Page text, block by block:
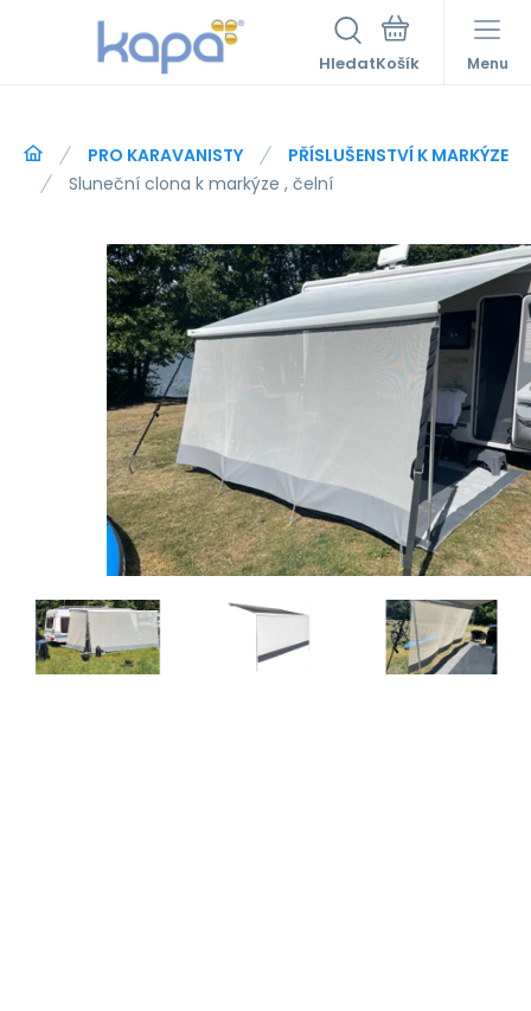
Hledat Menu
PRO KARAVANISTY
PŘÍSLUŠENSTVÍ K MARKÝZE
Sluneční clona k markýze , čelní